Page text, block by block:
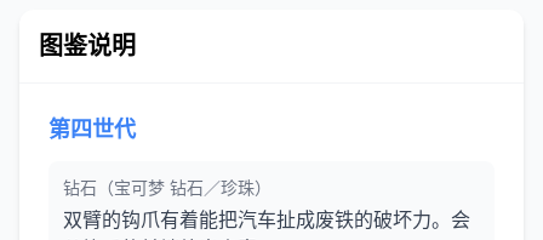
图鉴说明
第四世代
钻石（宝可梦 钻石／珍珠）
双臂的钩爪有着能把汽车扯成废铁的破坏力。会